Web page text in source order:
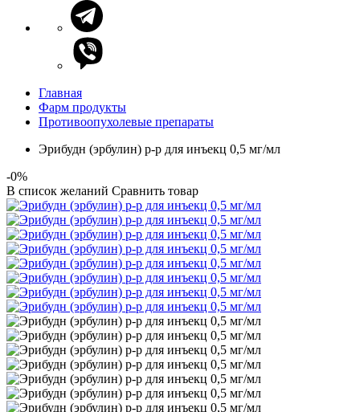
Главная
Фарм продукты
Противоопухолевые препараты
Эрибудн (эрбулин) р-р для инъекц 0,5 мг/мл
-0%
В список желаний Сравнить товар